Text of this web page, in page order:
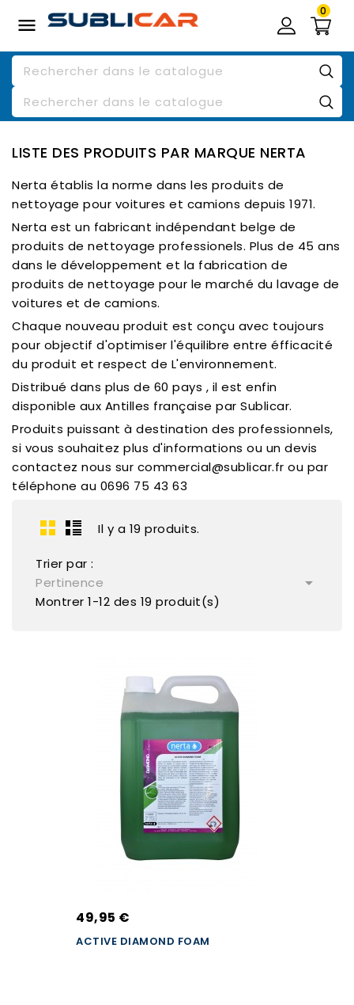

0
LISTE DES PRODUITS PAR MARQUE NERTA
Nerta établis la norme dans les produits de
nettoyage pour voitures et camions depuis 1971.
Nerta est un fabricant indépendant belge de
produits de nettoyage professionels. Plus de 45 ans
dans le développement et la fabrication de
produits de nettoyage pour le marché du lavage de
voitures et de camions.
Chaque nouveau produit est conçu avec toujours
pour objectif d'optimiser l'équilibre entre éfficacité
du produit et respect de L'environnement.
Distribué dans plus de 60 pays , il est enfin
disponible aux Antilles française par Sublicar.
Produits puissant à destination des professionnels,
si vous souhaitez plus d'informations ou un devis
contactez nous sur commercial@sublicar.fr ou par
téléphone au 0696 75 43 63
Il y a 19 produits.
Trier par :
Pertinence

Montrer 1-12 des 19 produit(s)
49,95 €
ACTIVE DIAMOND FOAM